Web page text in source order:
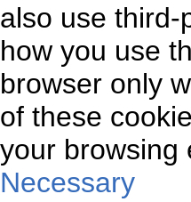
also use third-
how you use
browser only
of these
your browsing
Necessary